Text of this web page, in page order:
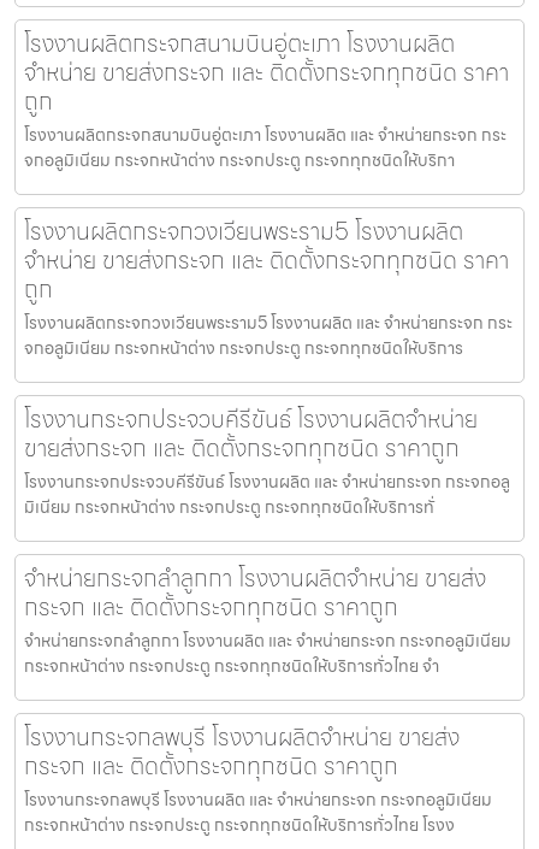
โรงงานผลิตกระจกสนามบินอู่ตะเภา โรงงานผลิต
จำหน่าย ขายส่งกระจก และ ติดตั้งกระจกทุกชนิด ราคา
ถูก
โรงงานผลิตกระจกสนามบินอู่ตะเภา โรงงานผลิต และ จำหน่ายกระจก กระ
จกอลูมิเนียม กระจกหน้าต่าง กระจกประตู กระจกทุกชนิดให้บริกา
โรงงานผลิตกระจกวงเวียนพระราม5 โรงงานผลิต
จำหน่าย ขายส่งกระจก และ ติดตั้งกระจกทุกชนิด ราคา
ถูก
โรงงานผลิตกระจกวงเวียนพระราม5 โรงงานผลิต และ จำหน่ายกระจก กระ
จกอลูมิเนียม กระจกหน้าต่าง กระจกประตู กระจกทุกชนิดให้บริการ
โรงงานกระจกประจวบคีรีขันธ์ โรงงานผลิตจำหน่าย
ขายส่งกระจก และ ติดตั้งกระจกทุกชนิด ราคาถูก
โรงงานกระจกประจวบคีรีขันธ์ โรงงานผลิต และ จำหน่ายกระจก กระจกอลู
มิเนียม กระจกหน้าต่าง กระจกประตู กระจกทุกชนิดให้บริการทั่
จำหน่ายกระจกลำลูกกา โรงงานผลิตจำหน่าย ขายส่ง
กระจก และ ติดตั้งกระจกทุกชนิด ราคาถูก
จำหน่ายกระจกลำลูกกา โรงงานผลิต และ จำหน่ายกระจก กระจกอลูมิเนียม
กระจกหน้าต่าง กระจกประตู กระจกทุกชนิดให้บริการทั่วไทย จำ
โรงงานกระจกลพบุรี โรงงานผลิตจำหน่าย ขายส่ง
กระจก และ ติดตั้งกระจกทุกชนิด ราคาถูก
โรงงานกระจกลพบุรี โรงงานผลิต และ จำหน่ายกระจก กระจกอลูมิเนียม
กระจกหน้าต่าง กระจกประตู กระจกทุกชนิดให้บริการทั่วไทย โรงง